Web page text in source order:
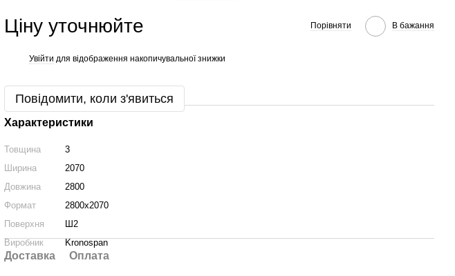
Ціну уточнюйте Порівняти В бажання
Увійти для відображення накопичувальної знижки
Повідомити, коли з'явиться
Характеристики
Товщина
3
Ширина
2070
Довжина
2800
Формат
2800x2070
Поверхня
Ш2
Виробник
Kronospan
Доставка Оплата